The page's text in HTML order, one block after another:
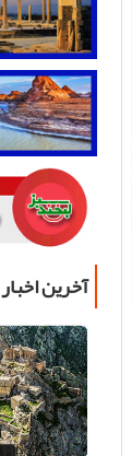
آخرین اخبار